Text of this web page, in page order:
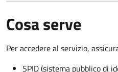
Cosa serve
Per accedere al servizio,
SPID (sistema pubblico di